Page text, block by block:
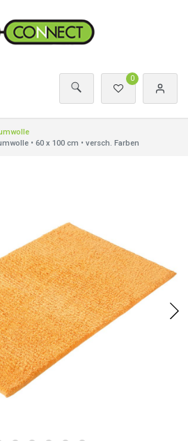
0
• 60 x 100 cm • versch. Farben